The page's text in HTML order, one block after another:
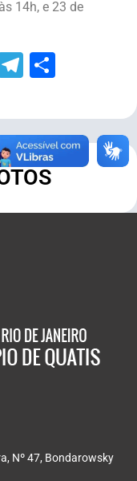
14h, e 23 de
Telegram
Nº 47, Bondarowsky